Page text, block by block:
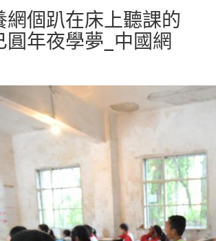
網個趴在床上聽課的
圓年夜學夢_中國網